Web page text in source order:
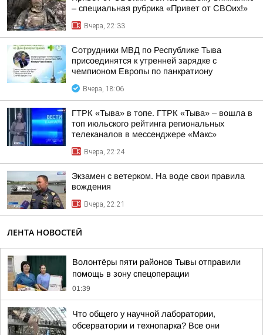
– специальная рубрика «Привет от СВОих!»
Вчера, 22:33
Сотрудники МВД по Республике Тыва
присоединятся к утренней зарядке с
чемпионом Европы по панкратиону
Вчера, 18:06
ГТРК «Тыва» в топе. ГТРК «Тыва» – вошла в
топ июльского рейтинга региональных
телеканалов в мессенджере «Макс»
Вчера, 22:24
Экзамен с ветерком. На воде свои правила
вождения
Вчера, 22:21
ЛЕНТА НОВОСТЕЙ
Волонтёры пяти районов Тывы отправили
помощь в зону спецоперации
01:39
Что общего у научной лаборатории,
обсерватории и технопарка? Все они